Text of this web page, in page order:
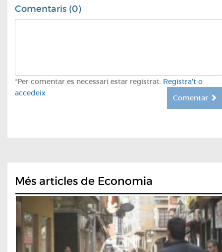
Comentaris (0)
*Per comentar es necessari estar registrat. Registra't o
accedeix
Comentar
Més articles de Economia